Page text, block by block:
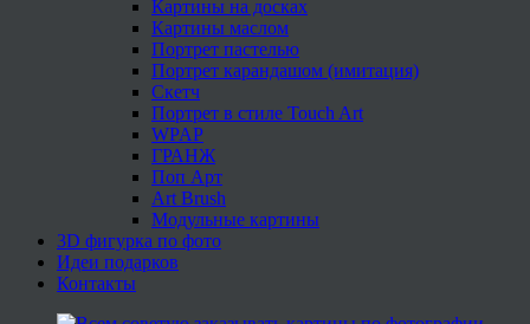
Картины на досках
Картины маслом
Портрет пастелью
Портрет карандашом (имитация)
Скетч
Портрет в стиле Touch Art
WPAP
ГРАНЖ
Поп Арт
Art Brush
Модульные картины
3D фигурка по фото
Идеи подарков
Контакты